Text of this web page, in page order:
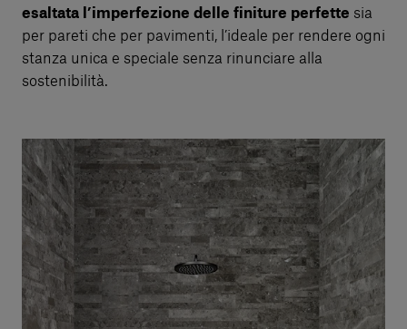
esaltata l’imperfezione delle finiture perfette sia
per pareti che per pavimenti, l’ideale per rendere ogni
stanza unica e speciale senza rinunciare alla
sostenibilità.